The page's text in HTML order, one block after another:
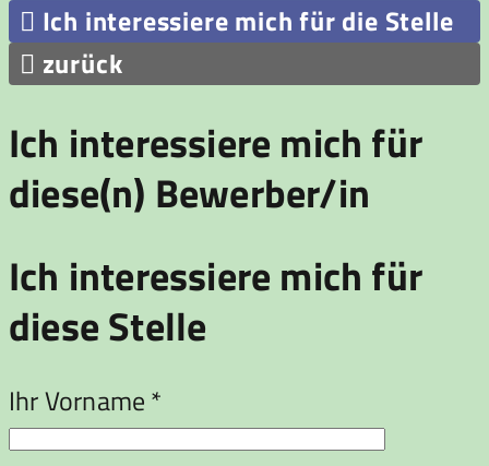
 Ich interessiere mich für die Stelle
 zurück
Ich interessiere mich für
diese(n) Bewerber/in
Ich interessiere mich für
diese Stelle
Ihr Vorname *